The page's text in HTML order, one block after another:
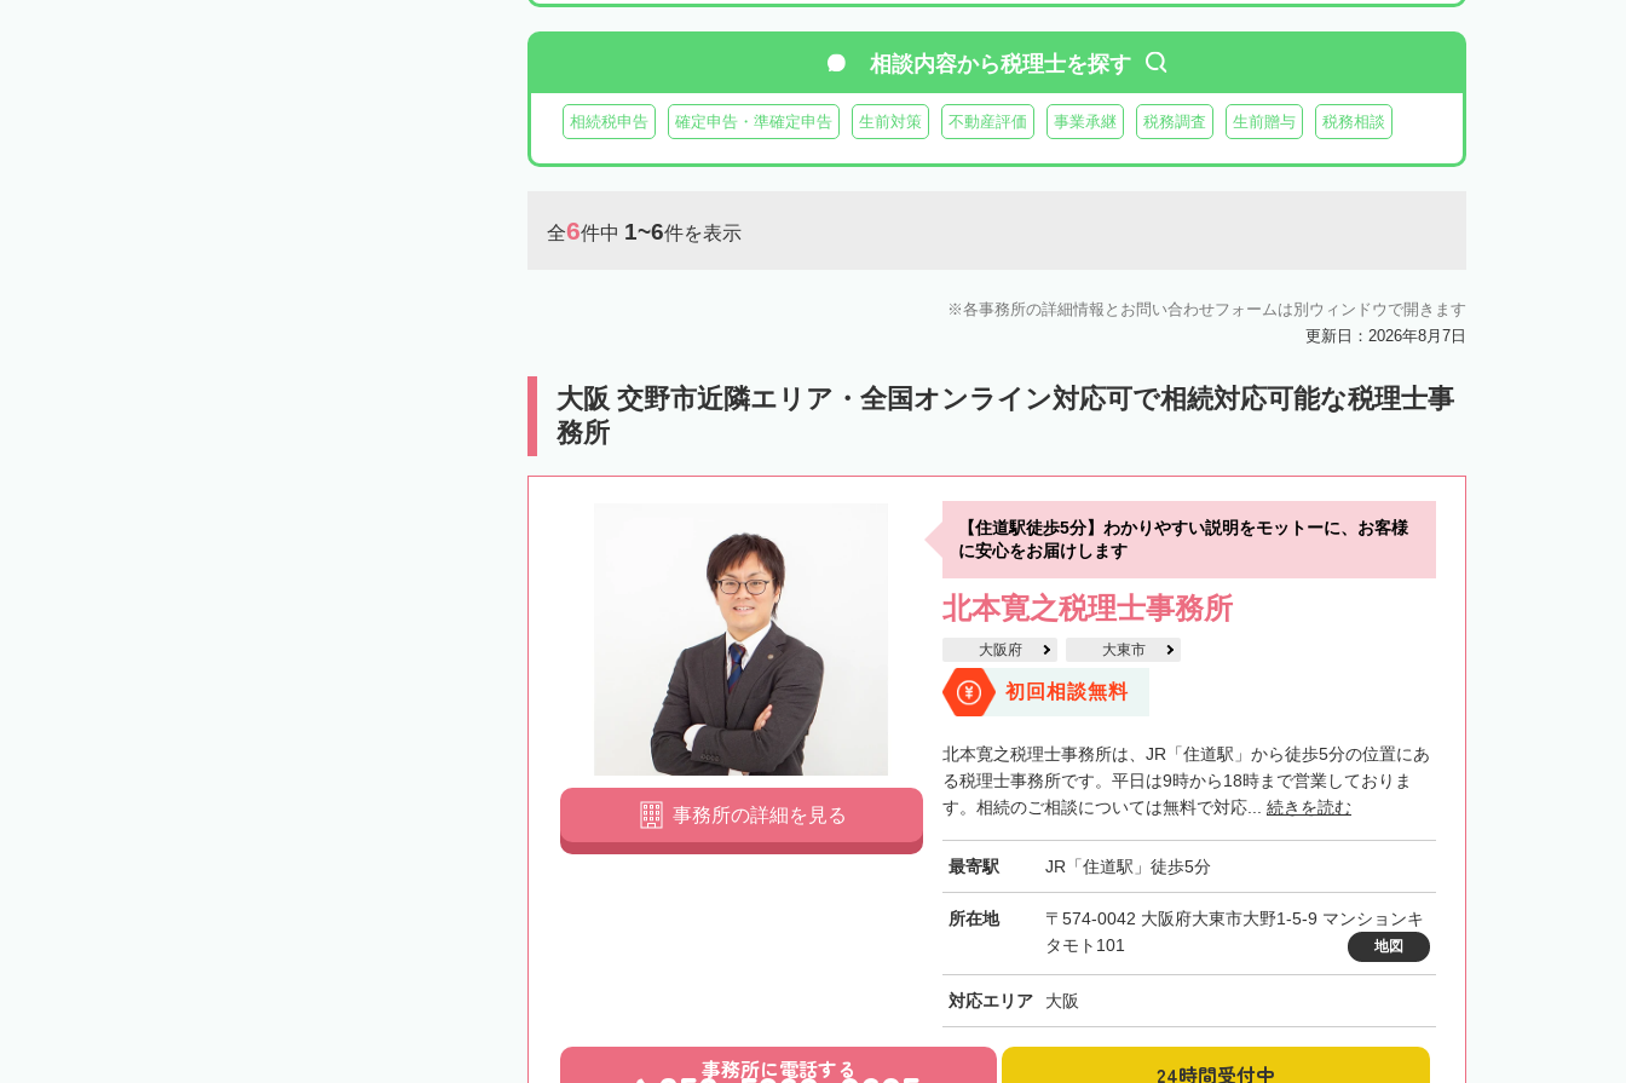
相談内容から税理士を探す
相続税申告 確定申告・準確定申告 生前対策 不動産評価 事業承継 税務調査 生前贈与 税務相談
全6件中 1~6件を表示
各事務所の詳細情報とお問い合わせフォームは別ウィンドウで開きます
更新日：2026年8月7日
大阪 交野市近隣エリア・全国オンライン対応可で相続対応可能な税理士事
務所
【住道駅徒歩5分】わかりやすい説明をモットーに、お客様
に安心をお届けします
北本寛之税理士事務所
大阪府 大東市
初回相談無料
北本寛之税理士事務所は、JR「住道駅」から徒歩5分の位置にあ
る税理士事務所です。平日は9時から18時まで営業しておりま
す。相続のご相談については無料で対応... 続きを読む
最寄駅 JR「住道駅」徒歩5分
所在地
〒574-0042 大阪府大東市大野1-5-9 マンションキ
タモト101
地図
対応エリア 大阪
事務所の詳細を見る
事務所に電話する 24時間受付中